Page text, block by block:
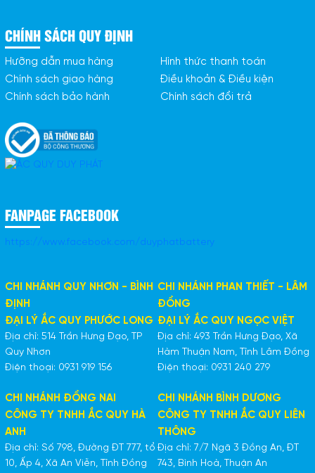
CHÍNH SÁCH QUY ĐỊNH
Hưỡng dẫn mua hàng
Hình thức thanh toán
Chính sách giao hàng
Điều khoản & Điều kiện
Chính sách bảo hành
Chính sách đổi trả
FANPAGE FACEBOOK
https://www.facebook.com/duyphatbattery
CHI NHÁNH QUY NHƠN - BÌNH
ĐỊNH
ĐẠI LÝ ẮC QUY PHƯỚC LONG
Địa chỉ: 514 Trần Hưng Đạo, TP
Quy Nhơn
Điện thoại: 0931 919 156
CHI NHÁNH PHAN THIẾT - LÂM
ĐỒNG
ĐẠI LÝ ẮC QUY NGỌC VIỆT
Địa chỉ: 493 Trần Hưng Đạo, Xã
Hàm Thuận Nam, Tỉnh Lâm Đồng
Điện thoại: 0931 240 279
CHI NHÁNH ĐỒNG NAI
CÔNG TY TNHH ẮC QUY HÀ
ANH
Địa chỉ: Số 798, Đường ĐT 777, tổ
10, Ấp 4, Xã An Viễn, Tỉnh Đồng
CHI NHÁNH BÌNH DƯƠNG
CÔNG TY TNHH ẮC QUY LIÊN
THÔNG
Địa chỉ: 7/7 Ngã 3 Đồng An, ĐT
743, Bình Hoà, Thuận An